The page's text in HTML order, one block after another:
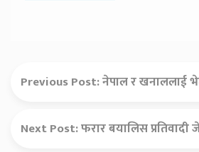
Previous Post:नेपाल र खनाललाई
Next Post:फरार बयालिस